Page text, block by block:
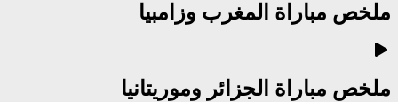
ملخص مباراة المغرب وزامبيا
ملخص مباراة الجزائر وموريتانيا